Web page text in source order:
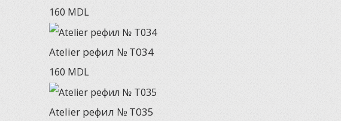
160 MDL
Atelier рефил № T034
160 MDL
Atelier рефил № T035